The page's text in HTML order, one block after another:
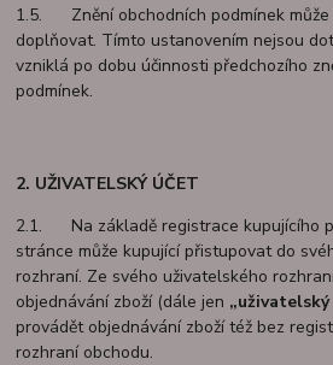
1.5. Znění obchodních podmínek může
doplňovat. Tímto ustanovením nejsou
vzniklá po dobu účinnosti předchozího
podmínek.
2. UŽIVATELSKÝ ÚČET
2.1. Na základě registrace kupujícího
stránce může kupující přistupovat do
rozhraní. Ze svého uživatelského
objednávání zboží (dále jen
provádět objednávání zboží též bez
rozhraní obchodu.